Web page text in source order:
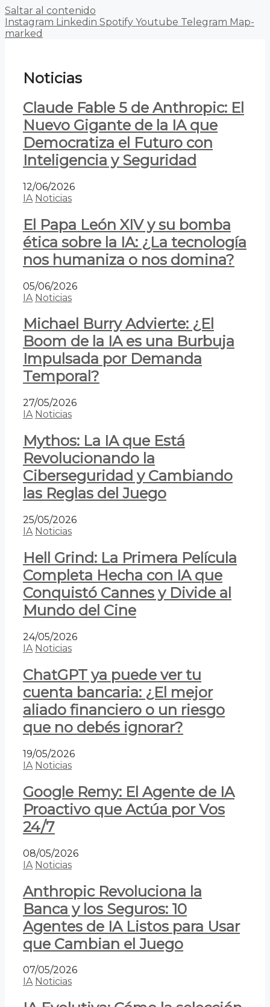
Saltar al contenido
Instagram Linkedin Spotify Youtube Telegram Map-
marked
Noticias
Claude Fable 5 de Anthropic: El
Nuevo Gigante de la IA que
Democratiza el Futuro con
Inteligencia y Seguridad
12/06/2026
IA Noticias
El Papa León XIV y su bomba
ética sobre la IA: ¿La tecnología
nos humaniza o nos domina?
05/06/2026
IA Noticias
Michael Burry Advierte: ¿El
Boom de la IA es una Burbuja
Impulsada por Demanda
Temporal?
27/05/2026
IA Noticias
Mythos: La IA que Está
Revolucionando la
Ciberseguridad y Cambiando
las Reglas del Juego
25/05/2026
IA Noticias
Hell Grind: La Primera Película
Completa Hecha con IA que
Conquistó Cannes y Divide al
Mundo del Cine
24/05/2026
IA Noticias
ChatGPT ya puede ver tu
cuenta bancaria: ¿El mejor
aliado financiero o un riesgo
que no debés ignorar?
19/05/2026
IA Noticias
Google Remy: El Agente de IA
Proactivo que Actúa por Vos
24/7
08/05/2026
IA Noticias
Anthropic Revoluciona la
Banca y los Seguros: 10
Agentes de IA Listos para Usar
que Cambian el Juego
07/05/2026
IA Noticias